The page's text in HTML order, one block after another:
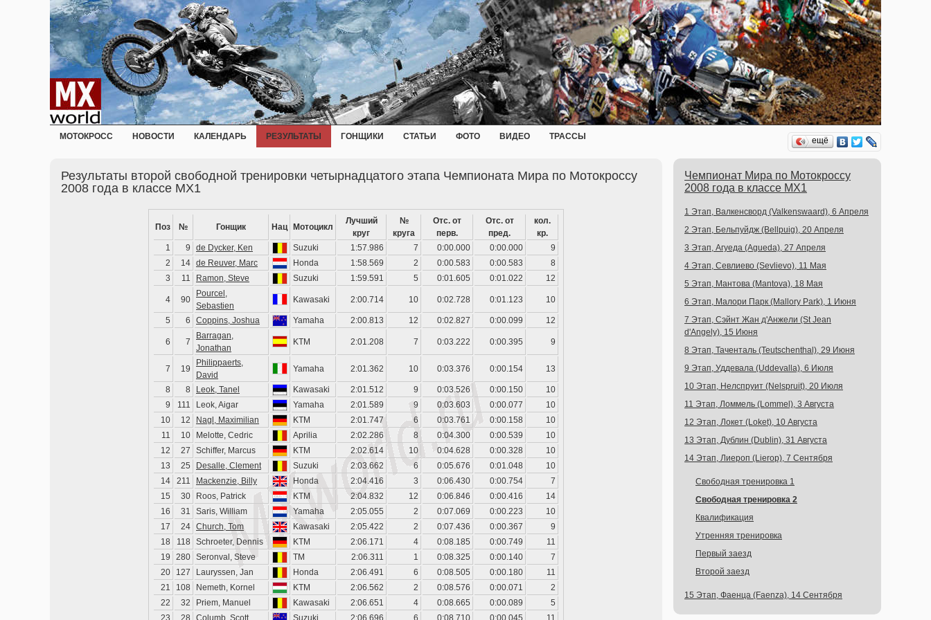
МОТОКРОСС НОВОСТИ КАЛЕНДАРЬ РЕЗУЛЬТАТЫ ГОНЩИКИ СТАТЬИ ФОТО ВИДЕО ТРАССЫ ещё
Результаты второй свободной тренировки четырнадцатого этапа Чемпионата Мира по Мотокроссу
2008 года в классе MX1
Поз № Гонщик Нац Мотоцикл
Лучший
круг
№
круга
Отс. от
перв.
Отс. от
пред.
кол.
кр.
1
9 de Dycker, Ken Suzuki 1:57.986 7 0:00.000 0:00.000
9
2
14 de Reuver, Marc Honda 1:58.569 2 0:00.583 0:00.583
8
3
11 Ramon, Steve Suzuki 1:59.591 5 0:01.605 0:01.022 12
4 90
Pourcel,
Sebastien
Kawasaki 2:00.714 10 0:02.728 0:01.123 10
5 6 Coppins, Joshua Yamaha 2:00.813 12 0:02.827 0:00.099 12
6 7
Barragan,
Jonathan
KTM 2:01.208 7 0:03.222 0:00.395 9
7 19
Philippaerts,
David
Yamaha 2:01.362 10 0:03.376 0:00.154 13
8 8 Leok, Tanel Kawasaki 2:01.512 9 0:03.526 0:00.150
10
9
111 Leok, Aigar Yamaha 2:01.589 9 0:03.603 0:00.077
10
10
12 Nagl, Maximilian KTM 2:01.747 6 0:03.761 0:00.158
10
11
10 Melotte, Cedric Aprilia 2:02.286 8 0:04.300 0:00.539
10
12
27 Schiffer, Marcus KTM 2:02.614 10 0:04.628 0:00.328
10
13
25 Desalle, Clement Suzuki 2:03.662 6 0:05.676 0:01.048
10
14
211 Mackenzie, Billy Honda 2:04.416 3 0:06.430 0:00.754
7
15
30 Roos, Patrick KTM 2:04.832 12 0:06.846 0:00.416
14
16
31 Saris, William Yamaha 2:05.055 2 0:07.069 0:00.223
10
17
24 Church, Tom Kawasaki 2:05.422 2 0:07.436 0:00.367
9
18
118 Schroeter, Dennis KTM 2:06.171 4 0:08.185 0:00.749
11
19
280 Seronval, Steve TM 2:06.311 1 0:08.325 0:00.140
7
20
127 Lauryssen, Jan Honda 2:06.491 6 0:08.505 0:00.180
11
21
108 Nemeth, Kornel KTM 2:06.562 2 0:08.576 0:00.071
2
22
32 Priem, Manuel Kawasaki 2:06.651 4 0:08.665 0:00.089
5
23
28 Columb, Scott Suzuki 2:06.696 6 0:08.710 0:00.045 11
Чемпионат Мира по Мотокроссу
2008 года в классе MX1
1 Этап, Валкенсворд (Valkenswaard), 6 Апреля
2 Этап, Бельпуйдж (Bellpuig), 20 Апреля
3 Этап, Агуеда (Agueda), 27 Апреля
4 Этап, Севлиево (Sevlievo), 11 Мая
5 Этап, Мантова (Mantova), 18 Мая
6 Этап, Малори Парк (Mallory Park), 1 Июня
7 Этап, Сэйнт Жан д'Анжели (St Jean
d'Angely), 15 Июня
8 Этап, Таченталь (Teutschenthal), 29 Июня
9 Этап, Уддевала (Uddevalla), 6 Июля
10 Этап, Нелспруит (Nelspruit), 20 Июля
11 Этап, Ломмель (Lommel), 3 Августа
12 Этап, Локет (Loket), 10 Августа
13 Этап, Дублин (Dublin), 31 Августа
14 Этап, Лиероп (Lierop), 7 Сентября
Свободная тренировка 1
Свободная тренировка 2
Квалификация
Утренняя тренировка
Первый заезд
Второй заезд
15 Этап, Фаенца (Faenza), 14 Сентября